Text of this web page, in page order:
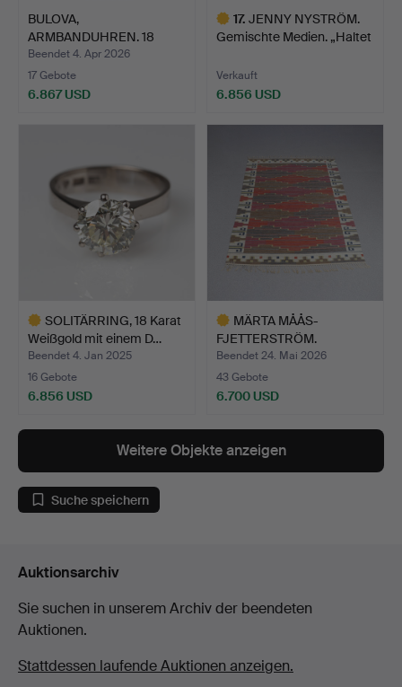
BULOVA,
ARMBANDUHREN. 18
Karat Gold in Geh…
Beendet 4. Apr 2026
17 Gebote
6.867 USD
17. JENNY NYSTRÖM.
Gemischte Medien. „Haltet
Verkauft
6.856 USD
SOLITÄRRING, 18 Karat
Weißgold mit einem D…
Beendet 4. Jan 2025
16 Gebote
6.856 USD
Objekt
MÄRTA MÅÅS-
FJETTERSTRÖM.
TEPPICH. Schafgar…
Beendet 24. Mai 2026
43 Gebote
6.700 USD
Weitere Objekte anzeigen
Suche speichern
Auktionsarchiv
Sie suchen in unserem Archiv der beendeten
Auktionen.
Stattdessen laufende Auktionen anzeigen.